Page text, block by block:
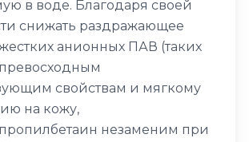
в воде. Благодаря своей
снижать раздражающее
анионных ПАВ (таких
превосходным
свойствам и мягкому
на кожу,
незаменим при